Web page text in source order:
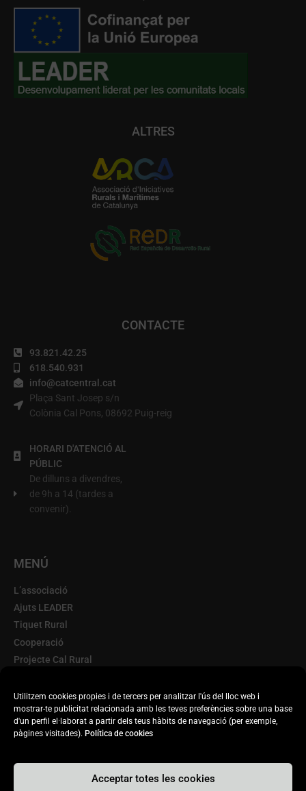
Utilitzem cookies propies i de tercers per analitzar l'ús del lloc web i
mostrar-te publicitat relacionada amb les teves preferències sobre una base
d'un perfil el·laborat a partir dels teus hàbits de navegació (per exemple,
pàgines visitades). Política de cookies
Acceptar totes les cookies
ALTRES
CONTACTE
93.821.42.25
618.540.931
info@catcentral.cat
Plaça Sant Josep s/n
Colònia Cal Pons, 08692 Puig-reig
HORARI D'ATENCIÓ AL
PÚBLIC
De dilluns a divendres,
de 9h a 14 (tardes a
convenir).
MENÚ
L’associació
Ajuts LEADER
Tiquet Rural
Cooperació
Projecte Cal Rural
Escorxador Mòbil
Transparència
Actualitat
© 2020. DISSENYAT PER INFORBER WEB PRO